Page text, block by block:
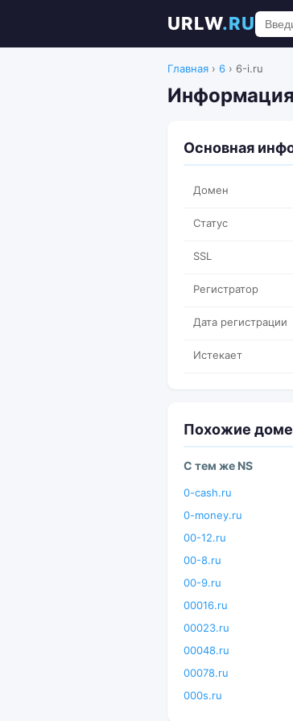
URLW.RU
Главная › 6 › 6-i.ru
Основная
Домен
Статус
SSL
Регистратор
Дата регистрации
Истекает
Похожие
С тем же NS
0-cash.ru
0-money.ru
00-12.ru
00-8.ru
00-9.ru
00016.ru
00023.ru
00048.ru
00078.ru
000s.ru